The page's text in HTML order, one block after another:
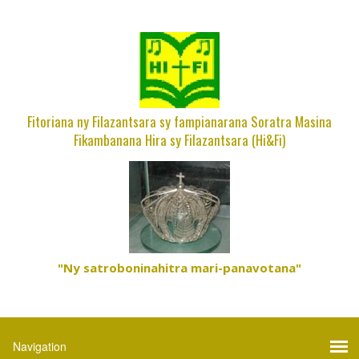
Fitoriana ny Filazantsara sy fampianarana Soratra Masina
Fikambanana Hira sy Filazantsara (Hi&Fi)
"Ny satroboninahitra mari-panavotana"